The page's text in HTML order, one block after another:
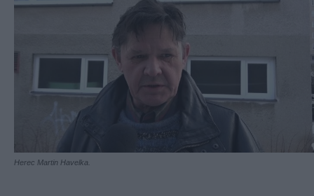
Herec Martin Havelka.